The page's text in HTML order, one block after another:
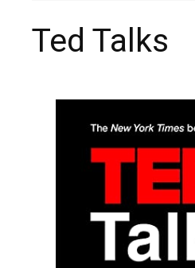
Ted Talks